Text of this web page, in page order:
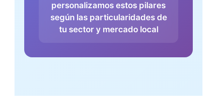
personalizamos estos pilares
según las particularidades de
tu sector y mercado local